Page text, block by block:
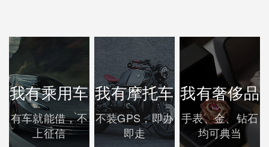
我有乘用车
有车就能借，不
上征信
我有摩托车
不装GPS，即办
即走
我有奢侈品
手表、金、钻石
均可典当